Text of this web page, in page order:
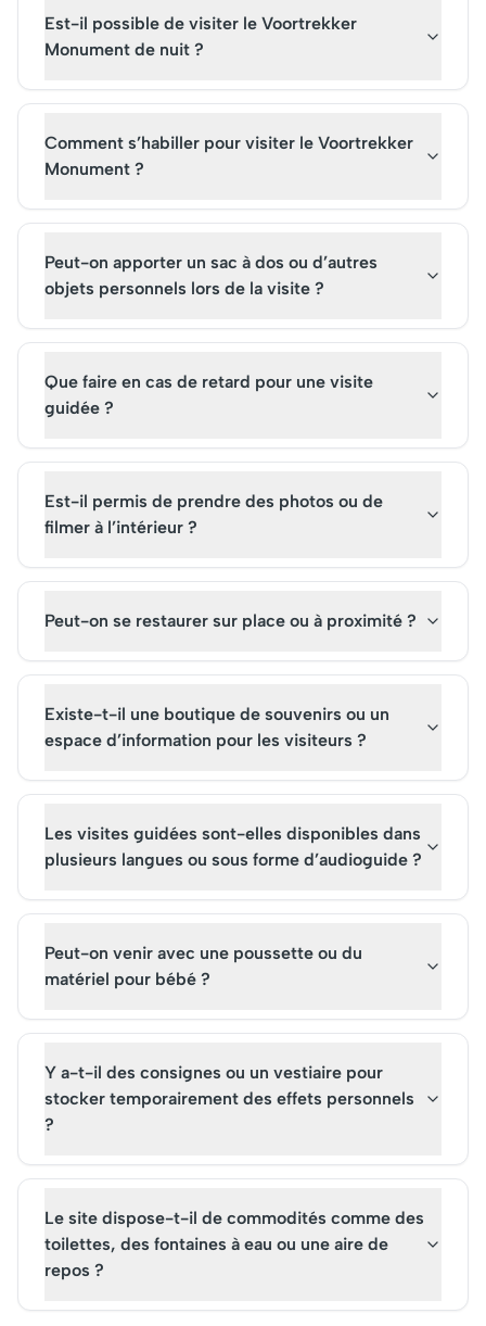
Est-il possible de visiter le Voortrekker
Monument de nuit ?
Comment s’habiller pour visiter le Voortrekker
Monument ?
Peut-on apporter un sac à dos ou d’autres
objets personnels lors de la visite ?
Que faire en cas de retard pour une visite
guidée ?
Est-il permis de prendre des photos ou de
filmer à l’intérieur ?
Peut-on se restaurer sur place ou à proximité ?
Existe-t-il une boutique de souvenirs ou un
espace d’information pour les visiteurs ?
Les visites guidées sont-elles disponibles dans
plusieurs langues ou sous forme d’audioguide ?
Peut-on venir avec une poussette ou du
matériel pour bébé ?
Y a-t-il des consignes ou un vestiaire pour
stocker temporairement des effets personnels
?
Le site dispose-t-il de commodités comme des
toilettes, des fontaines à eau ou une aire de
repos ?